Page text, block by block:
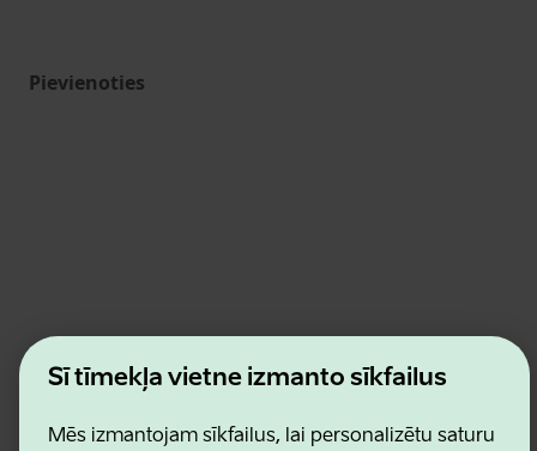
Šī tīmekļa vietne izmanto sīkfailus
Mēs izmantojam sīkfailus, lai personalizētu saturu
Pievienoties
Estonian Business and Innovation Agency
Kontakti
Lietošanas noteikumi